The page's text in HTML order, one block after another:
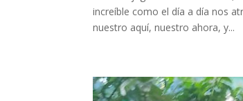
increíble como el día a día nos
nuestro aquí, nuestro ahora, y...